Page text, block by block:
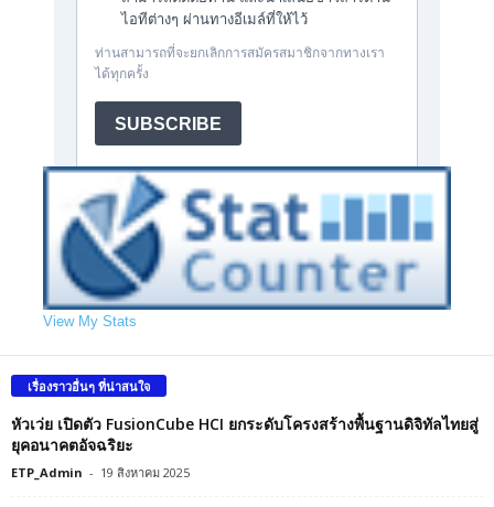
View My Stats
เรื่องราวอื่นๆ ที่น่าสนใจ
หัวเว่ย เปิดตัว FusionCube HCI ยกระดับโครงสร้างพื้นฐานดิจิทัลไทยสู่
ยุคอนาคตอัจฉริยะ
ETP_Admin - 19 สิงหาคม 2025